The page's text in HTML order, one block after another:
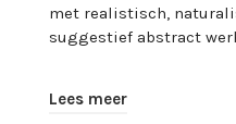
met realistisch,
suggestief abstract
Lees meer